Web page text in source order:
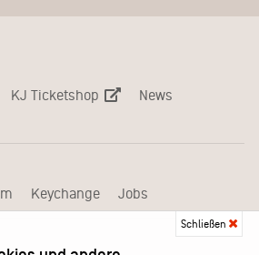
KJ Ticketshop
News
Keychange Jobs
Schließen